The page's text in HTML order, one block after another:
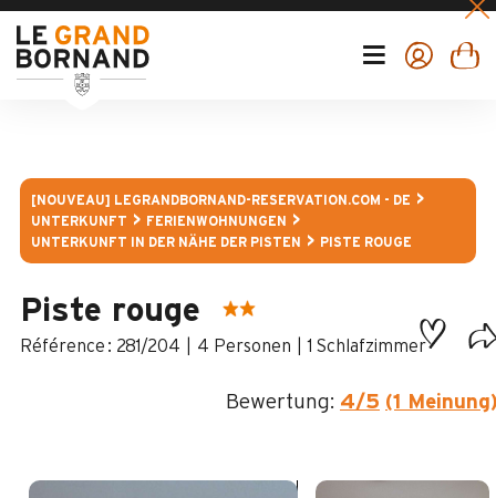
[NOUVEAU] LEGRANDBORNAND-RESERVATION.COM - DE
UNTERKUNFT
FERIENWOHNUNGEN
UNTERKUNFT IN DER NÄHE DER PISTEN
PISTE ROUGE
Piste rouge
: 281/204 4 Personen 1 Schlafzimmer
Bewertung: 4/5 (1